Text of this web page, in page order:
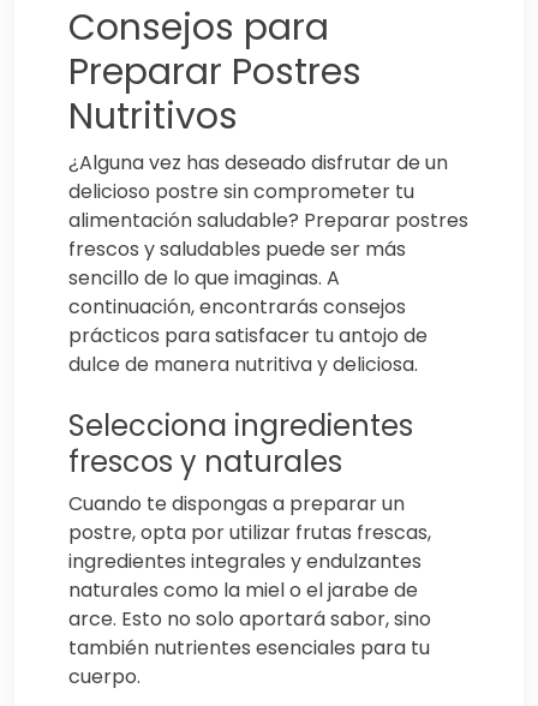
Consejos para
Preparar Postres
Nutritivos
¿Alguna vez has deseado disfrutar de un
delicioso postre sin comprometer tu
alimentación saludable? Preparar postres
frescos y saludables puede ser más
sencillo de lo que imaginas. A
continuación, encontrarás consejos
prácticos para satisfacer tu antojo de
dulce de manera nutritiva y deliciosa.
Selecciona ingredientes
frescos y naturales
Cuando te dispongas a preparar un
postre, opta por utilizar frutas frescas,
ingredientes integrales y endulzantes
naturales como la miel o el jarabe de
arce. Esto no solo aportará sabor, sino
también nutrientes esenciales para tu
cuerpo.